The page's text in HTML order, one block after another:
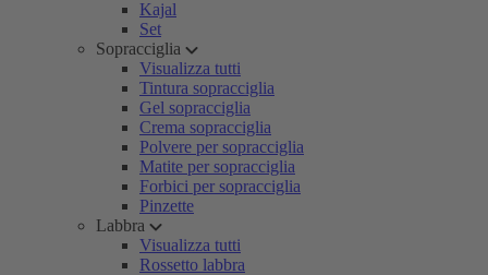
Kajal
Set
Sopracciglia
Visualizza tutti
Tintura sopracciglia
Gel sopracciglia
Crema sopracciglia
Polvere per sopracciglia
Matite per sopracciglia
Forbici per sopracciglia
Pinzette
Labbra
Visualizza tutti
Rossetto labbra